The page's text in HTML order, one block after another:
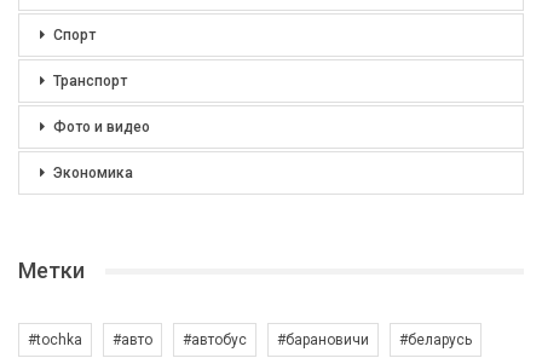
Спорт
Транспорт
Фото и видео
Экономика
Метки
#tochka #авто #автобус #барановичи #беларусь